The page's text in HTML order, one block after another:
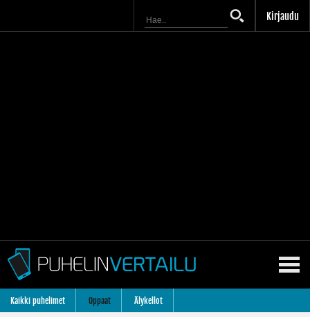
Kirjaudu
Kaikki puhelimet Oppaat Älykellot